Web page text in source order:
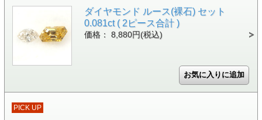
ダイヤモンド ルース(裸石) セット
0.081ct ( 2ピース合計 )
価格： 8,880円(税込)
PICK UP